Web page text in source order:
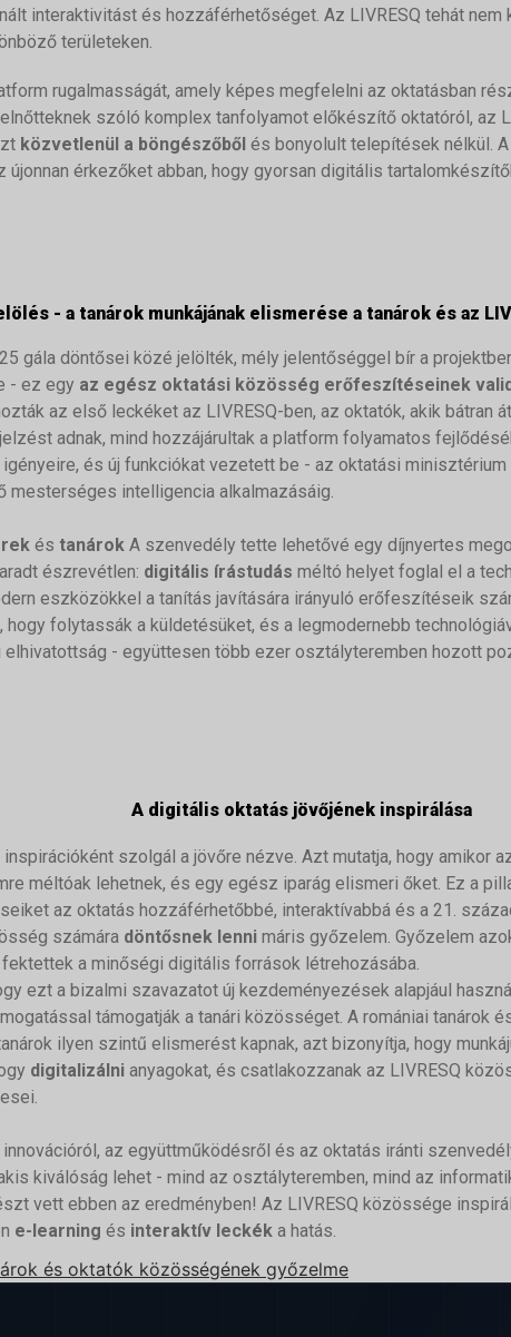
interaktivitást és hozzáférhetőséget. Az LIVRESQ tehát
területeken.
rugalmasságát, amely képes megfelelni az oktatásban
szóló komplex tanfolyamot előkészítő oktatóról, az
közvetlenül a böngészőből és bonyolult telepítések nélkül.
érkezőket abban, hogy gyorsan digitális
- a tanárok munkájának elismerése a tanárok és az
gála döntősei közé jelölték, mély jelentőséggel bír a
- ez egy az egész oktatási közösség erőfeszítéseinek
az első leckéket az LIVRESQ-ben, az oktatók, akik bátran
adnak, mind hozzájárultak a platform folyamatos
és új funkciókat vezetett be - az oktatási
mesterséges intelligencia alkalmazásáig.
és tanárok A szenvedély tette lehetővé egy díjnyertes
észrevétlen: digitális írástudás méltó helyet foglal el a
eszközökkel a tanítás javítására irányuló erőfeszítéseik
folytassák a küldetésüket, és a legmodernebb
- együttesen több ezer osztályteremben hozott
A digitális oktatás jövőjének inspirálása
szolgál a jövőre nézve. Azt mutatja, hogy amikor
méltóak lehetnek, és egy egész iparág elismeri őket. Ez a
az oktatás hozzáférhetőbbé, interaktívabbá és a 21.
számára döntősnek lenni máris győzelem. Győzelem
a minőségi digitális források létrehozásába.
ezt a bizalmi szavazatot új kezdeményezések alapjául
támogatják a tanári közösséget. A romániai tanárok
ilyen szintű elismerést kapnak, azt bizonyítja, hogy
digitalizálni anyagokat, és csatlakozzanak az LIVRESQ
az együttműködésről és az oktatás iránti
kiválóság lehet - mind az osztályteremben, mind az
vett ebben az eredményben! Az LIVRESQ közössége
e-learning és interaktív leckék a hatás.
és oktatók közösségének győzelme